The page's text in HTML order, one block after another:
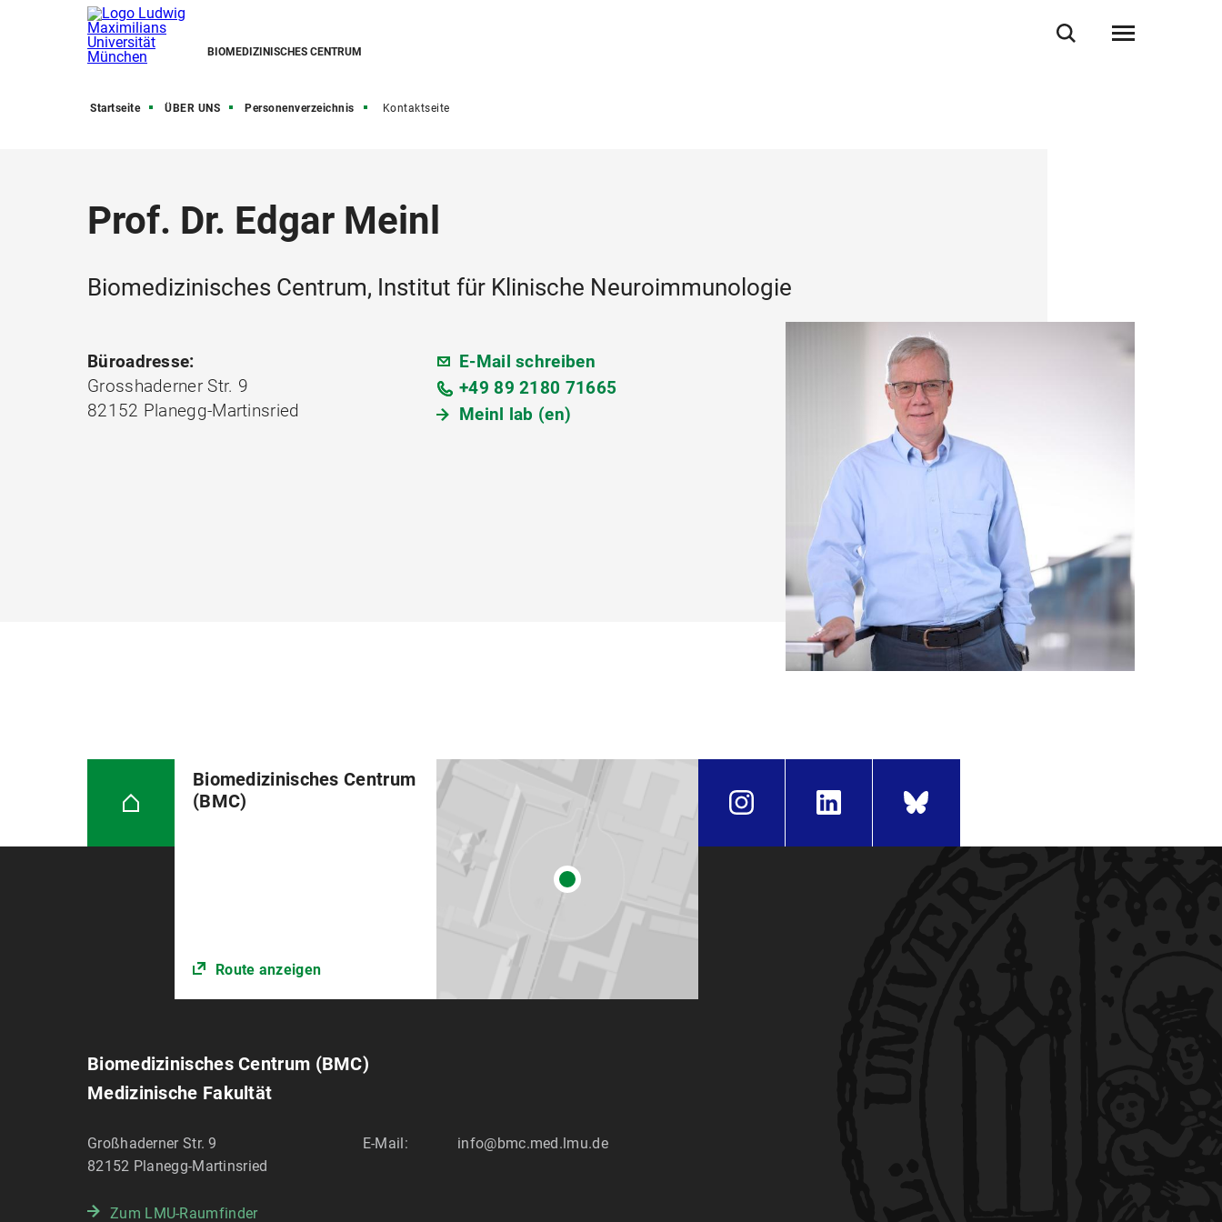
BIOMEDIZINISCHES CENTRUM
Startseite ÜBER UNS Personenverzeichnis Kontaktseite
Prof. Dr. Edgar Meinl
Biomedizinisches Centrum, Institut für Klinische Neuroimmunologie
Büroadresse:
Grosshaderner Str. 9
82152 Planegg-Martinsried
E-Mail schreiben
+49 89 2180 71665
Meinl lab (en)
Biomedizinisches Centrum
(BMC)
Route anzeigen
Biomedizinisches Centrum (BMC)
Medizinische Fakultät
Großhaderner Str. 9
82152 Planegg-Martinsried
E-Mail: info@bmc.med.lmu.de
Zum LMU-Raumfinder